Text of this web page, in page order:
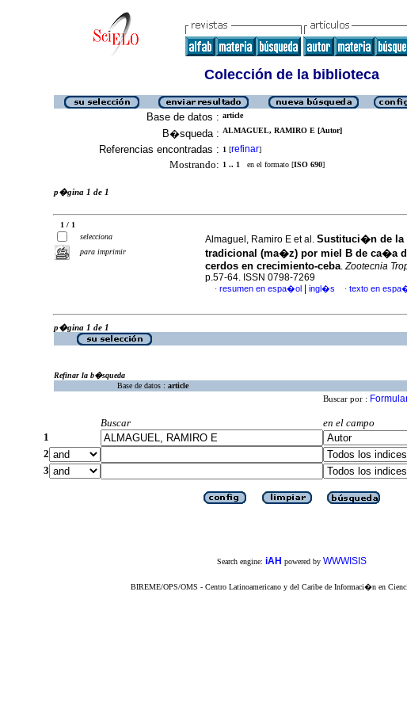
Colección de la biblioteca
Base de datos : article
B�squeda : ALMAGUEL, RAMIRO E [Autor]
Referencias encontradas : 1 [refinar]
Mostrando: 1 .. 1 en el formato [ISO 690]
p�gina 1 de 1
1 / 1
selecciona
para imprimir
Almaguel, Ramiro E et al. Sustituci�n de la
tradicional (ma�z) por miel B de ca�a
cerdos en crecimiento-ceba.Zootecnia
p.57-64. ISSN 0798-7269
· resumen en espa�ol ingl�s · texto en
p�gina 1 de 1
Refinar la b�squeda
Base de datos : article
Buscar por :
Buscar
en el campo
1
2
3
Search engine: iAH powered by WWWISIS
BIREME/OPS/OMS - Centro Latinoamericano y del Caribe de Informaci�n en